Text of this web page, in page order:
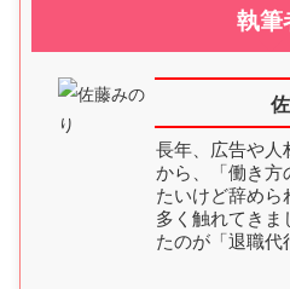
執筆
長年、広告や人
から、「働き方
たいけど辞め
多く触れてきま
たのが「退職